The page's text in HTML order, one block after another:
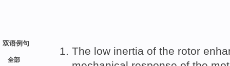
双语例句
全部
The low inertia of the rotor